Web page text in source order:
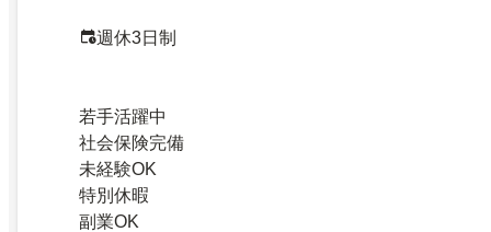
週休3日制
若手活躍中
社会保険完備
未経験OK
特別休暇
副業OK